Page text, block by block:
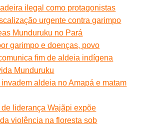
ilegal como protagonistas
urgente contra garimpo
Munduruku no Pará
garimpo e doenças, povo
fim de aldeia indígena
Munduruku
aldeia no Amapá e matam
liderança Wajãpi expõe
violência na floresta sob